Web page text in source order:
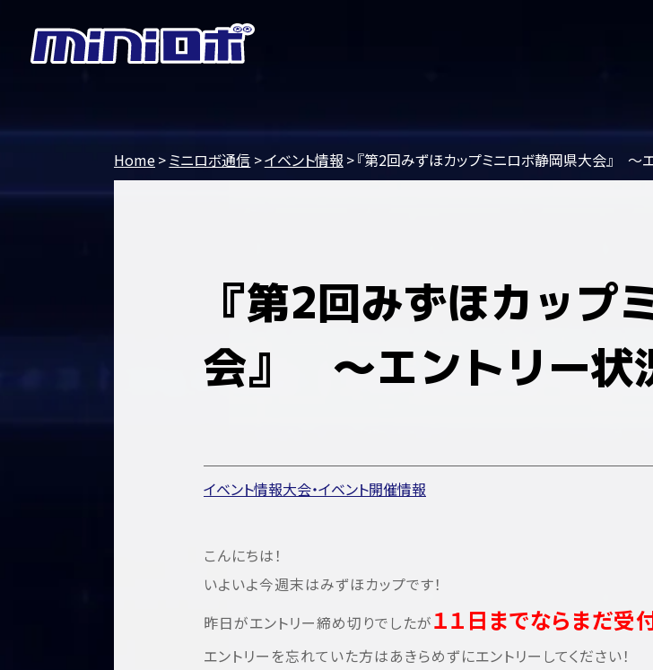
Home ミニロボ通信 イベント情報 『第2回みずほカップミニロボ静岡県大会』 ～
『第2回みずほカップ
会』 ～エントリー
イベント情報大会・イベント開催情報
こんにちは！
いよいよ今週末はみずほカップです！
昨日がエントリー締め切りでしたが１１日までならまだ受
エントリーを忘れていた方はあきらめずにエントリーしてください！